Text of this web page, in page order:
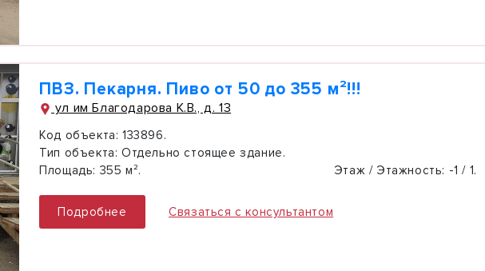
ПВЗ. Пекарня. Пиво от 50 до 355 м²!!!
ул им Благодарова К.В., д. 13
Код объекта: 133896.
Тип объекта: Отдельно стоящее здание.
Площадь: 355 м². Этаж / Этажность: -1 / 1.
Подробнее Связаться с консультантом